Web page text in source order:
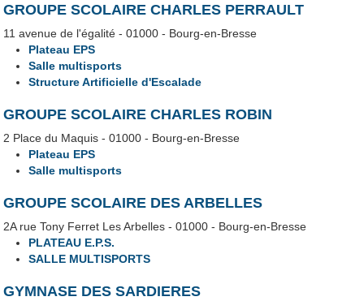
GROUPE SCOLAIRE CHARLES PERRAULT
11 avenue de l'égalité - 01000 - Bourg-en-Bresse
Plateau EPS
Salle multisports
Structure Artificielle d'Escalade
GROUPE SCOLAIRE CHARLES ROBIN
2 Place du Maquis - 01000 - Bourg-en-Bresse
Plateau EPS
Salle multisports
GROUPE SCOLAIRE DES ARBELLES
2A rue Tony Ferret Les Arbelles - 01000 - Bourg-en-Bresse
PLATEAU E.P.S.
SALLE MULTISPORTS
GYMNASE DES SARDIERES